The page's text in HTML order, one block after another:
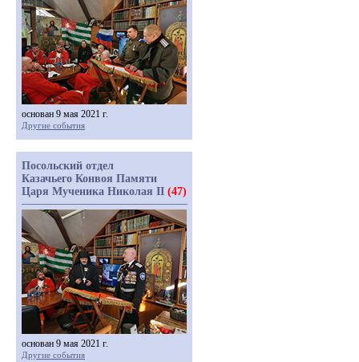
основан 9 мая 2021 г.
Другие события
Посольский отдел
Казачьего Конвоя Памяти
Царя Мученика Николая II (47)
основан 9 мая 2021 г.
Другие события